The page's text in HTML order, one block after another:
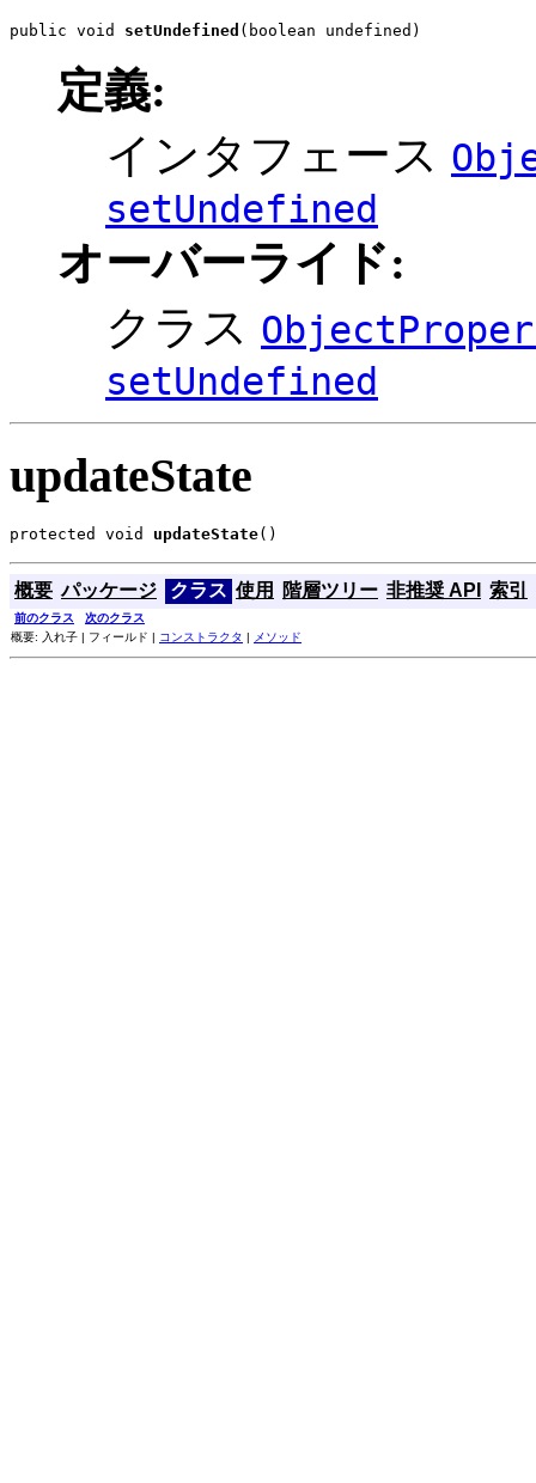
public void setUndefined (boolean undefined)
定義:
インタフェース
setUndefined
オーバーライド:
クラス
setUndefined
updateState
protected void updateState()
概要 パッケージ クラス 使用 階層ツリー 非推奨 API 索引
前のクラス
次のクラス
概要: 入れ子 | フィールド | コンストラクタ | メソッド